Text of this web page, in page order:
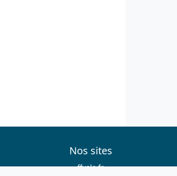
Nos sites
ffvelo.fr